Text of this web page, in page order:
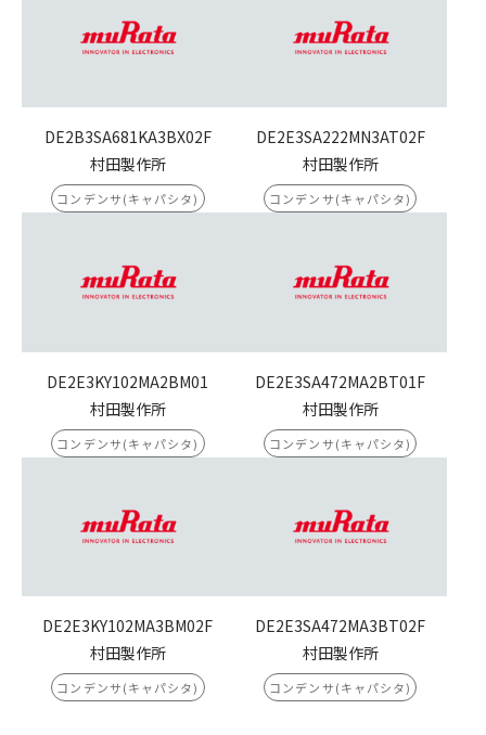
DE2B3SA681KA3BX02F
村田製作所
コンデンサ(キャパシタ)
DE2E3SA222MN3AT02F
村田製作所
コンデンサ(キャパシタ)
DE2E3KY102MA2BM01
村田製作所
コンデンサ(キャパシタ)
DE2E3SA472MA2BT01F
村田製作所
コンデンサ(キャパシタ)
DE2E3KY102MA3BM02F
村田製作所
コンデンサ(キャパシタ)
DE2E3SA472MA3BT02F
村田製作所
コンデンサ(キャパシタ)